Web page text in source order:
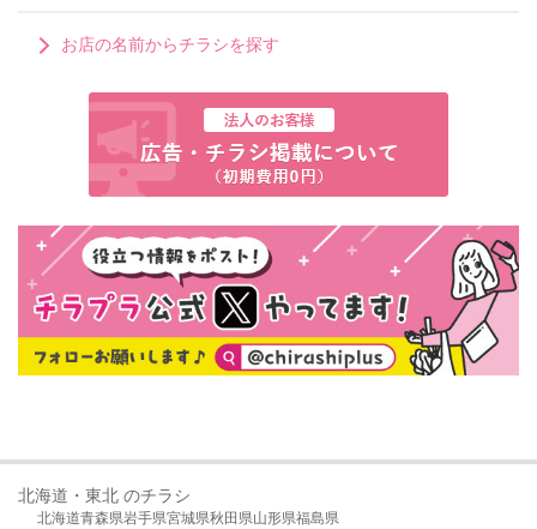
お店の名前からチラシを探す
北海道・東北 のチラシ
北海道青森県岩手県宮城県秋田県山形県福島県